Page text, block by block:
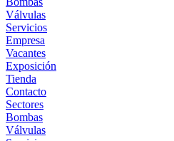
Válvulas
Servicios
Empresa
Vacantes
Exposición
Tienda
Contacto
Sectores
Bombas
Válvulas